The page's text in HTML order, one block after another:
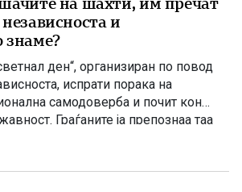
и
знаме?
ден“, организиран по повод
испрати порака на
самодоверба и почит кон
Граѓаните ја препознаа таа
Филипче и неколкумината околу
историја и национална